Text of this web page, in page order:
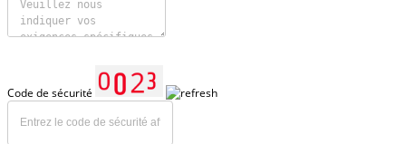
Code de sécurité